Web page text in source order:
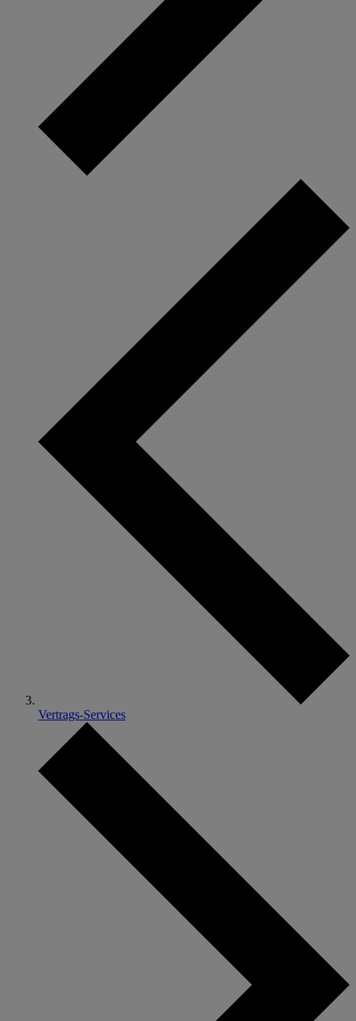
Vertrags-Services